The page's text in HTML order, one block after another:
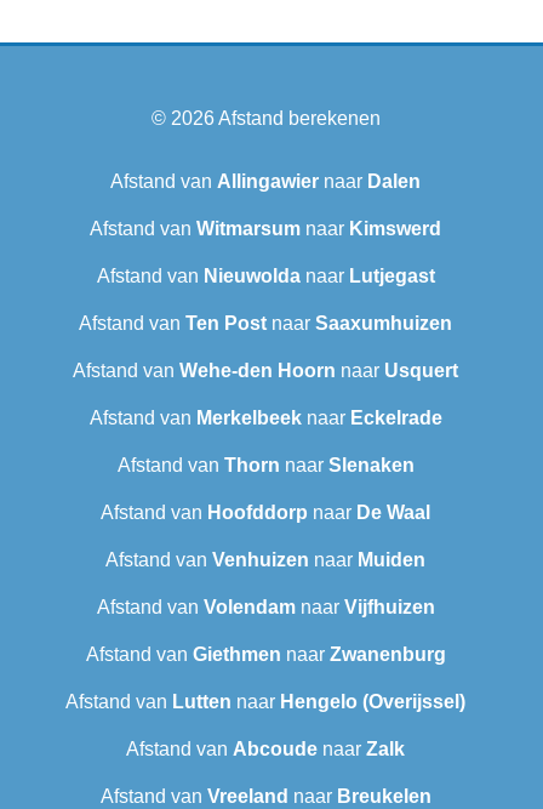
© 2026Afstand berekenen
Afstand van Allingawier naar Dalen
Afstand van Witmarsum naar Kimswerd
Afstand van Nieuwoldanaar Lutjegast
Afstand van Ten Post naar Saaxumhuizen
Afstand van Wehe-den Hoorn naar Usquert
Afstand van Merkelbeeknaar Eckelrade
Afstand van Thorn naar Slenaken
Afstand van Hoofddorp naar De Waal
Afstand van Venhuizen naar Muiden
Afstand van Volendamnaar Vijfhuizen
Afstand van Giethmen naar Zwanenburg
Afstand van Lutten naar Hengelo (Overijssel)
Afstand van Abcoude naar Zalk
Afstand van Vreeland naar Breukelen